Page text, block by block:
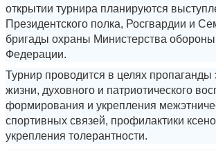
открытии турнира планируются
Президентского полка, Росгвардии и
бригады охраны Министерства обороны
Федерации.
Турнир проводится в целях пропаганды
жизни, духовного и патриотического
формирования и укрепления
спортивных связей, профилактики
укрепления толерантности.